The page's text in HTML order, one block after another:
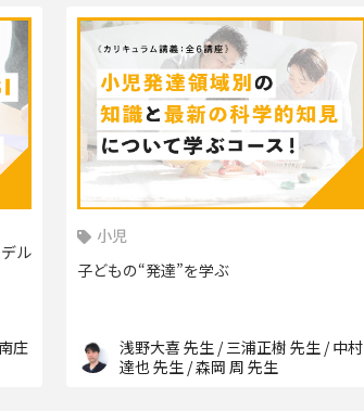
ル
庄
小児
子どもの“発達”を学ぶ
浅野大喜 先生 / 三浦正樹 先生 / 中村
達也 先生 / 森岡 周 先生